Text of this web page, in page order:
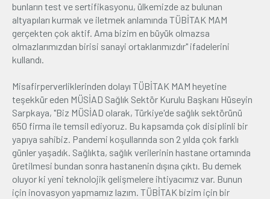
bunların test ve sertifikasyonu, ülkemizde az bulunan
altyapıları kurmak ve iletmek anlamında TÜBİTAK MAM
gerçekten çok aktif. Ama bizim en büyük olmazsa
olmazlarımızdan birisi sanayi ortaklarımızdır" ifadelerini
kullandı.
Misafirperverliklerinden dolayı TÜBİTAK MAM heyetine
teşekkür eden MÜSİAD Sağlık Sektör Kurulu Başkanı Hüseyin
Sarpkaya, "Biz MÜSİAD olarak, Türkiye'de sağlık sektörünü
650 firma ile temsil ediyoruz. Bu kapsamda çok disiplinli bir
yapıya sahibiz. Pandemi koşullarında son 2 yılda çok farklı
günler yaşadık. Sağlıkta, sağlık verilerinin hastane ortamında
üretilmesi bundan sonra hastanenin dışına çıktı. Bu demek
oluyor ki yeni teknolojik gelişmelere ihtiyacımız var. Bunun
için inovasyon yapmamız lazım. TÜBİTAK bizim için bir